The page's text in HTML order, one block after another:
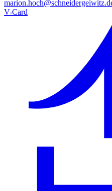
marion.hoch@
V-Card